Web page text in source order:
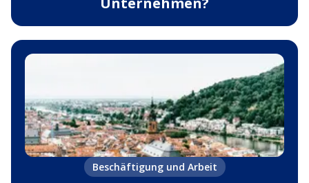
Beschäftigung und Arbeit